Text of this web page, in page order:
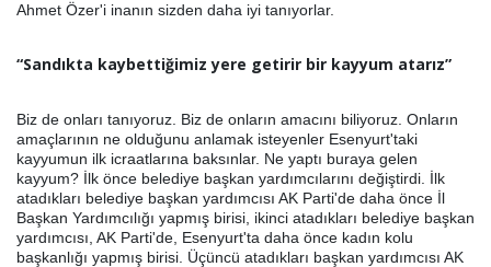
Ahmet Özer'i inanın sizden daha iyi tanıyorlar.
“Sandıkta kaybettiğimiz yere getirir bir kayyum atarız”
Biz de onları tanıyoruz. Biz de onların amacını biliyoruz. Onların
amaçlarının ne olduğunu anlamak isteyenler Esenyurt'taki
kayyumun ilk icraatlarına baksınlar. Ne yaptı buraya gelen
kayyum? İlk önce belediye başkan yardımcılarını değiştirdi. İlk
atadıkları belediye başkan yardımcısı AK Parti'de daha önce İl
Başkan Yardımcılığı yapmış birisi, ikinci atadıkları belediye başkan
yardımcısı, AK Parti'de, Esenyurt'ta daha önce kadın kolu
başkanlığı yapmış birisi. Üçüncü atadıkları başkan yardımcısı AK